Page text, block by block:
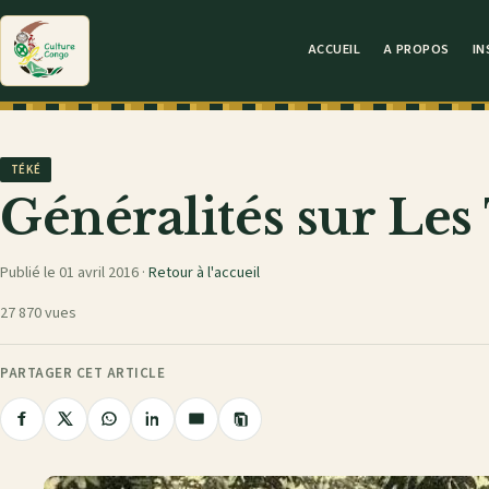
ACCUEIL A PROPOS
TÉKÉ
Généralités sur Les
Publié le 01 avril 2016 · Retour à l'accueil
27 870 vues
PARTAGER CET ARTICLE
PartagerPartagerPartagerPartagerPartager
Copier
le